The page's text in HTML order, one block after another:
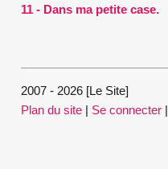
11 - Dans ma petite case.
2007 - 2026 [Le Site]
Plan du site| Se connecter|